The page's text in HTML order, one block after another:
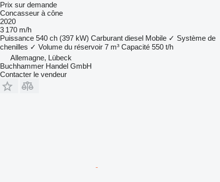
Prix sur demande
Concasseur à cône
2020
3 170 m/h
Puissance 540 ch (397 kW) Carburant diesel Mobile ✓ Système de
chenilles ✓ Volume du réservoir 7 m³ Capacité 550 t/h
Allemagne, Lübeck
Buchhammer Handel GmbH
Contacter le vendeur